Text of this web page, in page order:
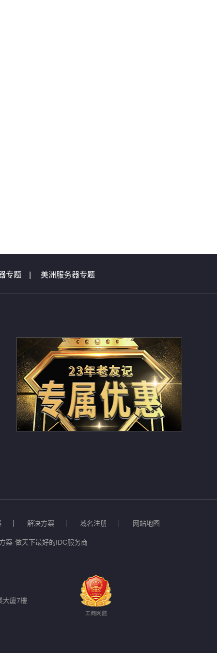
专题 美洲服务器专题
| 虚拟主机问题集锦
解决方案 域名注册 网站地图
案-做天下最好的IDC服务商
大廈7樓